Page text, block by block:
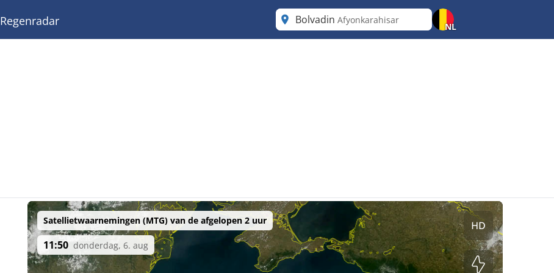
Regenradar Bolvadin Afyonkarahisar
NL
Satellietwaarnemingen (MTG) van de afgelopen 2 uur
11:50 donderdag, 6. aug